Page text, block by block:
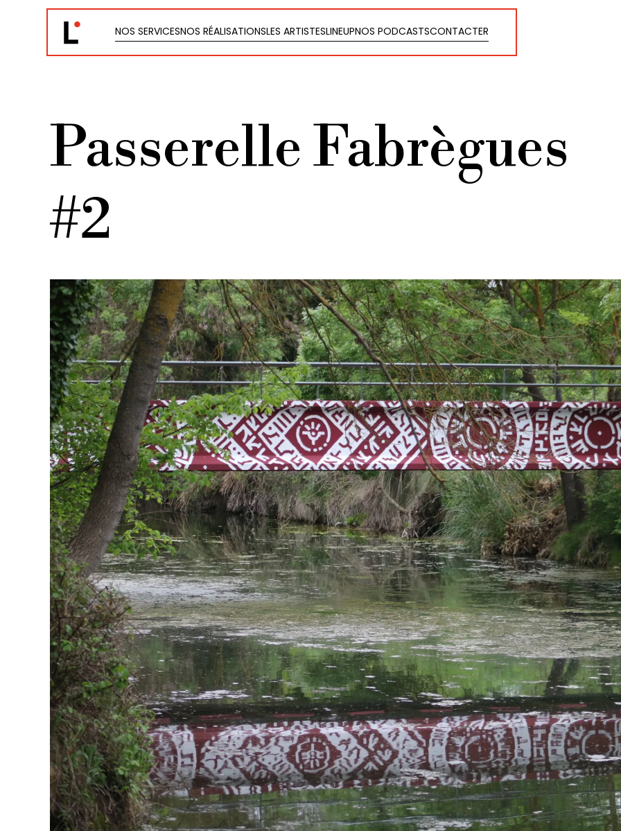
NOS SERVICESNOS RÉALISATIONSLES ARTISTESLINEUPNOS PODCASTSCONTACTER
Passerelle Fabrègues
#2